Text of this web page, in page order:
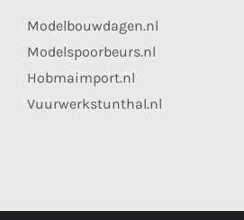
Modelbouwdagen.nl
Modelspoorbeurs.nl
Hobmaimport.nl
Vuurwerkstunthal.nl